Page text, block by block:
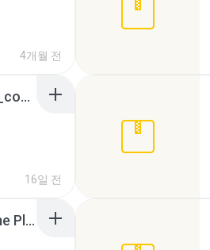
4개월 전
65536533_Conversa_do_WhatsApp_com_Meu_Esposo.zip
16일 전
Intel HD Graphics 3000 (4459) Extreme Plus 2.0.zip